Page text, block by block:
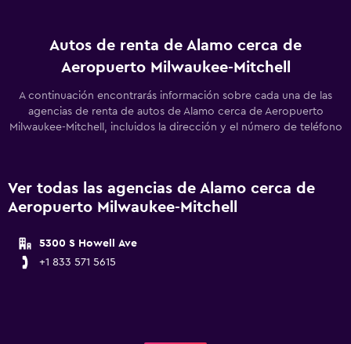
Autos de renta de Alamo cerca de
Aeropuerto Milwaukee-Mitchell
A continuación encontrarás información sobre cada una de las
agencias de renta de autos de Alamo cerca de Aeropuerto
Milwaukee-Mitchell, incluidos la dirección y el número de teléfono
Ver todas las agencias de Alamo cerca de
Aeropuerto Milwaukee-Mitchell
5300 S Howell Ave
+1 833 571 5615